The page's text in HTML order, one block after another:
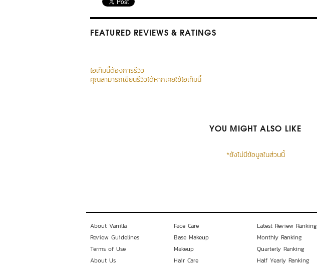
FEATURED REVIEWS & RATINGS
ไอเท็มนี้ต้องการรีวิว
คุณสามารถเขียนรีวิวได้หากเคยใช้ไอเท็มนี้
YOU MIGHT ALSO LIKE
*ยังไม่มีข้อมูลในส่วนนี้
About Vanilla
Review Guidelines
Terms of Use
About Us
Face Care
Base Makeup
Makeup
Hair Care
Latest Review Ranking
Monthly Ranking
Quarterly Ranking
Half Yearly Ranking